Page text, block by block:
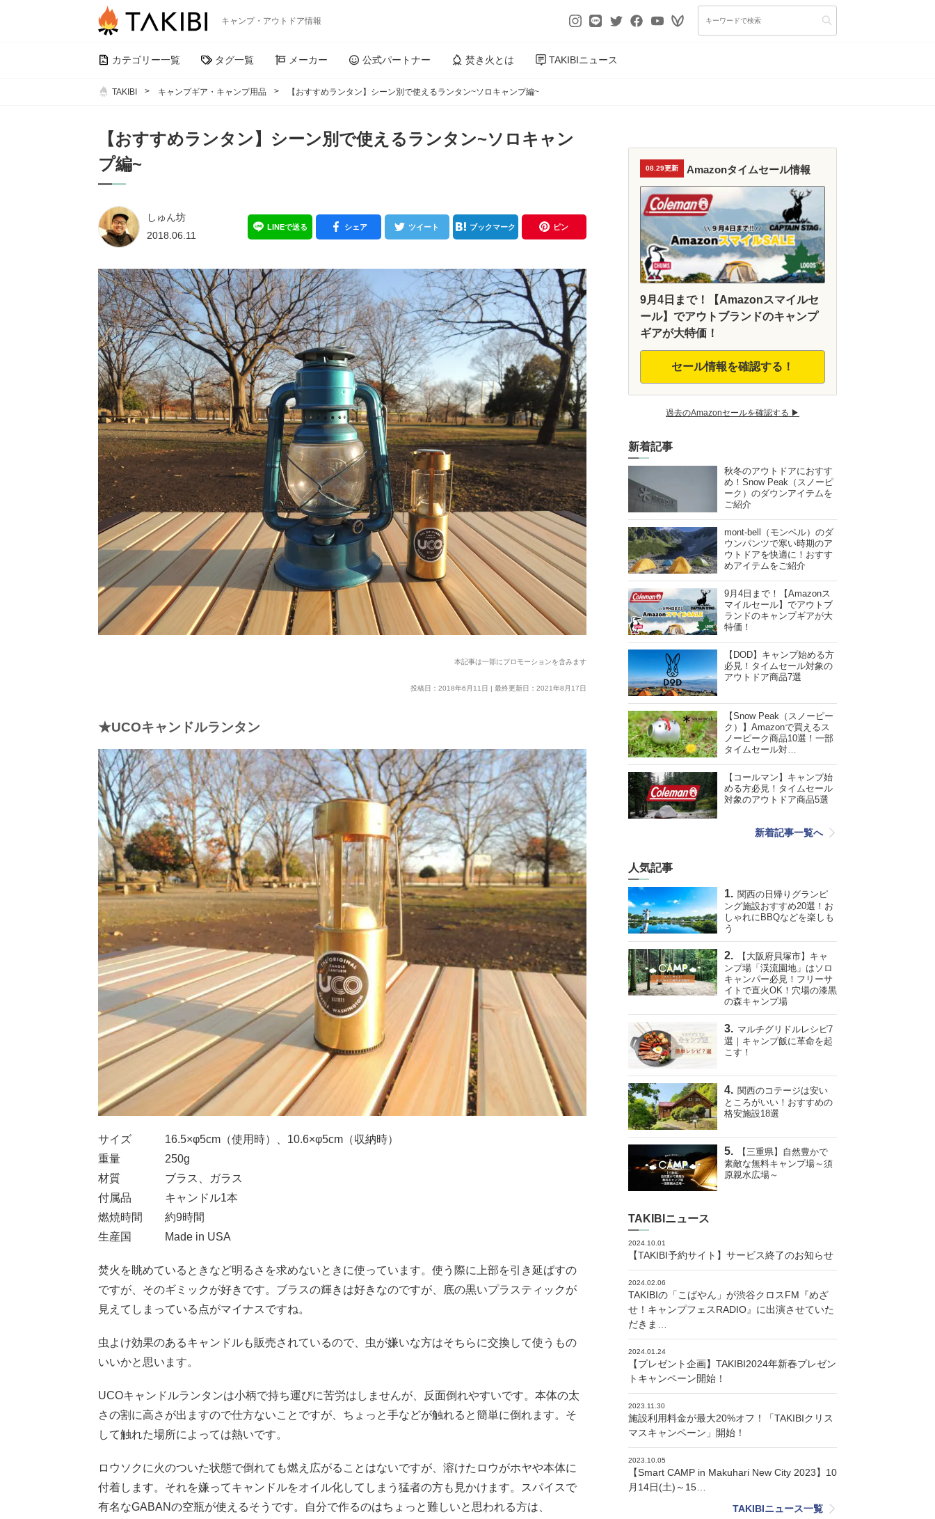
キャンプ・アウトドア情報
カテゴリー一覧 タグ一覧 メーカー 公式パートナー 焚き火とは TAKIBIニュース
TAKIBI キャンプギア・キャンプ用品 【おすすめランタン】シーン別で使えるランタン~ソロキャンプ編~
【おすすめランタン】シーン別で使えるランタン~ソロキャン
プ編~
しゅん坊
2018.06.11
LINEで送る シェア ツイート ブックマーク ピン
本記事は一部にプロモーションを含みます
投稿日：2018年6月11日 | 最終更新日：2021年8月17日
★UCOキャンドルランタン
サイズ 16.5×φ5cm（使用時）、10.6×φ5cm（収納時）
重量 250g
材質 ブラス、ガラス
付属品 キャンドル1本
燃焼時間 約9時間
生産国 Made in USA
焚火を眺めているときなど明るさを求めないときに使っています。使う際に上部を引き延ばすの
ですが、そのギミックが好きです。ブラスの輝きは好きなのですが、底の黒いプラスティックが
見えてしまっている点がマイナスですね。
虫よけ効果のあるキャンドルも販売されているので、虫が嫌いな方はそちらに交換して使うもの
いいかと思います。
UCOキャンドルランタンは小柄で持ち運びに苦労はしませんが、反面倒れやすいです。本体の太
さの割に高さが出ますので仕方ないことですが、ちょっと手などが触れると簡単に倒れます。そ
して触れた場所によっては熱いです。
ロウソクに火のついた状態で倒れても燃え広がることはないですが、溶けたロウがホヤや本体に
付着します。それを嫌ってキャンドルをオイル化してしまう猛者の方も見かけます。スパイスで
有名なGABANの空瓶が使えるそうです。自分で作るのはちょっと難しいと思われる方は、
08.29更新 Amazonタイムセール情報
9月4日まで！【Amazonスマイルセ
ール】でアウトブランドのキャンプ
ギアが大特価！
セール情報を確認する！
過去のAmazonセールを確認する ▶︎
新着記事
秋冬のアウトドアにおすす
め！Snow Peak（スノーピ
ーク）のダウンアイテムを
ご紹介
mont-bell（モンベル）のダ
ウンパンツで寒い時期のア
ウトドアを快適に！おすす
めアイテムをご紹介
9月4日まで！【Amazonス
マイルセール】でアウトブ
ランドのキャンプギアが大
特価！
【DOD】キャンプ始める方
必見！タイムセール対象の
アウトドア商品7選
【Snow Peak（スノーピー
ク）】Amazonで買えるス
ノーピーク商品10選！一部
タイムセール対…
【コールマン】キャンプ始
める方必見！タイムセール
対象のアウトドア商品5選
新着記事一覧へ
人気記事
関西の日帰りグランピ
ング施設おすすめ20選！お
しゃれにBBQなどを楽しも
う
【大阪府貝塚市】キャ
ンプ場「渓流園地」はソロ
キャンパー必見！フリーサ
イトで直火OK！穴場の漆黒
の森キャンプ場
マルチグリドルレシピ7
選｜キャンプ飯に革命を起
こす！
関西のコテージは安い
ところがいい！おすすめの
格安施設18選
【三重県】自然豊かで
素敵な無料キャンプ場～須
原親水広場～
TAKIBIニュース
2024.10.01
【TAKIBI予約サイト】サービス終了のお知らせ
2024.02.06
TAKIBIの「こばやん」が渋谷クロスFM『めざ
せ！キャンプフェスRADIO』に出演させていた
だきま…
2024.01.24
【プレゼント企画】TAKIBI2024年新春プレゼン
トキャンペーン開始！
2023.11.30
施設利用料金が最大20%オフ！「TAKIBIクリス
マスキャンペーン」開始！
2023.10.05
【Smart CAMP in Makuhari New City 2023】10
月14日(土)～15…
TAKIBIニュース一覧